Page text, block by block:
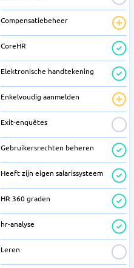
Compensatiebeheer
CoreHR
Elektronische handtekening
Enkelvoudig aanmelden
Exit-enquêtes
Gebruikersrechten beheren
Heeft zijn eigen salarissysteem
HR 360 graden
hr-analyse
Leren